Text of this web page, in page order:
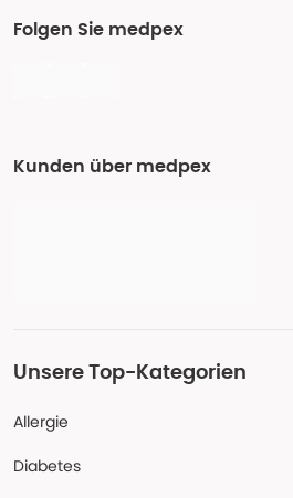
Folgen Sie medpex
Kunden über medpex
Unsere Top-Kategorien
Allergie
Diabetes